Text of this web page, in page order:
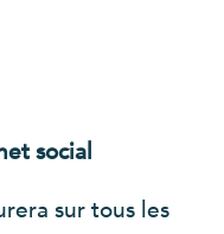
social
sur tous les